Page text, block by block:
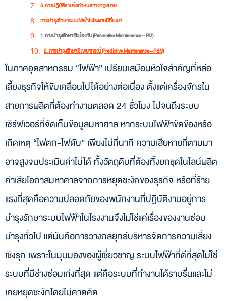
5. การปฏิบัติตามข้อกำหนดทางกฎหมาย
การบำรุงรักษาระบบไฟฟ้าในโรงงานมีกี่แบบ?
1. การบำรุงรักษาเชิงป้องกัน (Preventive Maintenance – PM)
2. การบำรุงรักษาเชิงพยากรณ์ (Predictive Maintenance – PdM)
3. การบำรุงรักษาเชิงแก้ไขปรับปรุง (Corrective Maintenance – CM)
4. การซ่อมแซมหลังเกิดเหตุขัดข้อง (Breakdown Maintenance – BM)
การบำรุงรักษาระบบไฟฟ้าในโรงงานครอบคลุมส่วนไหนบ้าง?
1. ตู้เมนสวิตช์ (MDB)
2. หม้อแปลงไฟฟ้า
3. ระบบสายดิน
คำถามที่พบบ่อย (FAQs)
ควรบำรุงรักษาระบบไฟฟ้าในโรงงานบ่อยแค่ไหน?
หากไม่มีการบำรุงรักษาระบบไฟฟ้าในโรงงานตามรอบที่กำหนดจะมีผลเสียอย่างไร?
การทำ Thermoscan จำเป็นต้องหยุดการผลิตหรือไม่?
ในภาคอุตสาหกรรม “ไฟฟ้า” เปรียบเสมือนหัวใจสำคัญที่หล่อ
เลี้ยงธุรกิจให้ขับเคลื่อนไปได้อย่างต่อเนื่อง ตั้งแต่เครื่องจักรใน
สายการผลิตที่ต้องทำงานตลอด 24 ชั่วโมง ไปจนถึงระบบ
เซิร์ฟเวอร์ที่จัดเก็บข้อมูลมหาศาล หากระบบไฟฟ้าขัดข้องหรือ
เกิดเหตุ “ไฟตก-ไฟดับ” เพียงไม่กี่นาที ความเสียหายที่ตามมา
อาจสูงจนประเมินค่าไม่ได้ ทั้งวัตถุดิบที่ต้องทิ้งยกชุดในไลน์ผลิต
ค่าเสียโอกาสมหาศาลจากการหยุดชะงักของธุรกิจ หรือที่ร้าย
แรงที่สุดคือความปลอดภัยของพนักงานที่ปฏิบัติงานอยู่การ
บำรุงรักษาระบบไฟฟ้าในโรงงานจึงไม่ใช่แค่เรื่องของงานซ่อม
บำรุงทั่วไป แต่มันคือการวางกลยุทธ์บริหารจัดการความเสี่ยง
เชิงรุก เพราะในมุมมองของผู้เชี่ยวชาญ ระบบไฟฟ้าที่ดีที่สุดไม่ใช่
ระบบที่มีช่างซ่อมเก่งที่สุด แต่คือระบบที่ทำงานได้ราบรื่นและไม่
เคยหยุดชะงักโดยไม่คาดคิด